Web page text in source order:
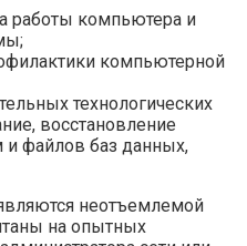
работы компьютера и
компьютерной
технологических
восстановление
файлов баз данных,
неотъемлемой
на опытных